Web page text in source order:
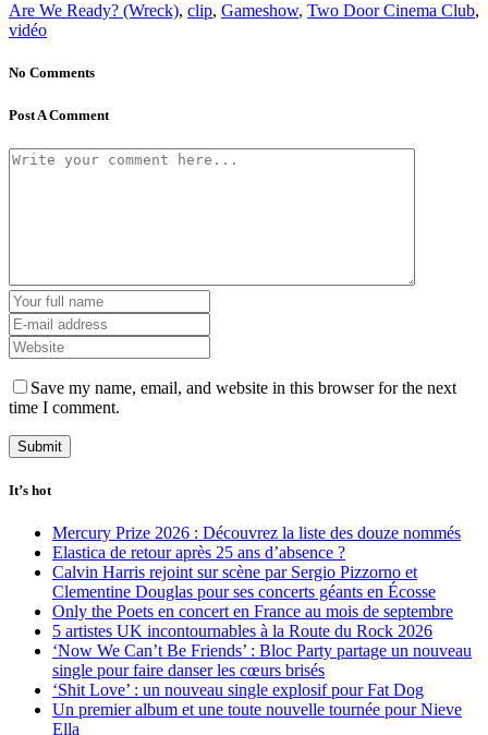
Are We Ready? (Wreck), clip, Gameshow, Two Door Cinema Club,
vidéo
No Comments
Post A Comment
Save my name, email, and website in this browser for the next
time I comment.
It’s hot
Mercury Prize 2026 : Découvrez la liste des douze nommés
Elastica de retour après 25 ans d’absence ?
Calvin Harris rejoint sur scène par Sergio Pizzorno et
Clementine Douglas pour ses concerts géants en Écosse
Only the Poets en concert en France au mois de septembre
5 artistes UK incontournables à la Route du Rock 2026
‘Now We Can’t Be Friends’ : Bloc Party partage un nouveau
single pour faire danser les cœurs brisés
‘Shit Love’ : un nouveau single explosif pour Fat Dog
Un premier album et une toute nouvelle tournée pour Nieve
Ella